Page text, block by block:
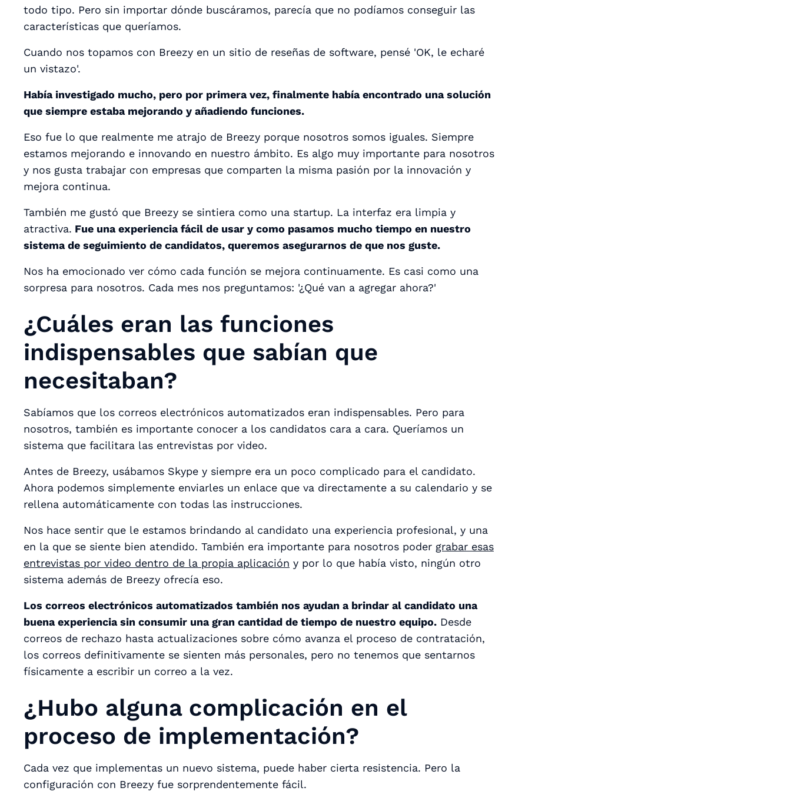
todo tipo. Pero sin importar dónde buscáramos, parecía que no podíamos conseguir las
características que queríamos.
Cuando nos topamos con Breezy en un sitio de reseñas de software, pensé 'OK, le echaré
un vistazo'.
Había investigado mucho, pero por primera vez, finalmente había encontrado una solución
que siempre estaba mejorando y añadiendo funciones.
Eso fue lo que realmente me atrajo de Breezy porque nosotros somos iguales. Siempre
estamos mejorando e innovando en nuestro ámbito. Es algo muy importante para nosotros
y nos gusta trabajar con empresas que comparten la misma pasión por la innovación y
mejora continua.
También me gustó que Breezy se sintiera como una startup. La interfaz era limpia y
atractiva. Fue una experiencia fácil de usar y como pasamos mucho tiempo en nuestro
sistema de seguimiento de candidatos, queremos asegurarnos de que nos guste.
Nos ha emocionado ver cómo cada función se mejora continuamente. Es casi como una
sorpresa para nosotros. Cada mes nos preguntamos: '¿Qué van a agregar ahora?'
¿Cuáles eran las funciones
indispensables que sabían que
necesitaban?
Sabíamos que los correos electrónicos automatizados eran indispensables. Pero para
nosotros, también es importante conocer a los candidatos cara a cara. Queríamos un
sistema que facilitara las entrevistas por video.
Antes de Breezy, usábamos Skype y siempre era un poco complicado para el candidato.
Ahora podemos simplemente enviarles un enlace que va directamente a su calendario y se
rellena automáticamente con todas las instrucciones.
Nos hace sentir que le estamos brindando al candidato una experiencia profesional, y una
en la que se siente bien atendido. También era importante para nosotros poder grabar esas
entrevistas por video dentro de la propia aplicación y por lo que había visto, ningún otro
sistema además de Breezy ofrecía eso.
Los correos electrónicos automatizados también nos ayudan a brindar al candidato una
buena experiencia sin consumir una gran cantidad de tiempo de nuestro equipo. Desde
correos de rechazo hasta actualizaciones sobre cómo avanza el proceso de contratación,
los correos definitivamente se sienten más personales, pero no tenemos que sentarnos
físicamente a escribir un correo a la vez.
¿Hubo alguna complicación en el
proceso de implementación?
Cada vez que implementas un nuevo sistema, puede haber cierta resistencia. Pero la
configuración con Breezy fue sorprendentemente fácil.